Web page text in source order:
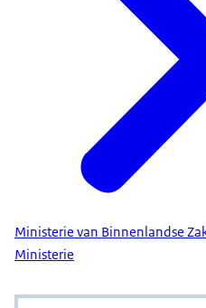
Ministerie van Binnenlandse
Ministerie